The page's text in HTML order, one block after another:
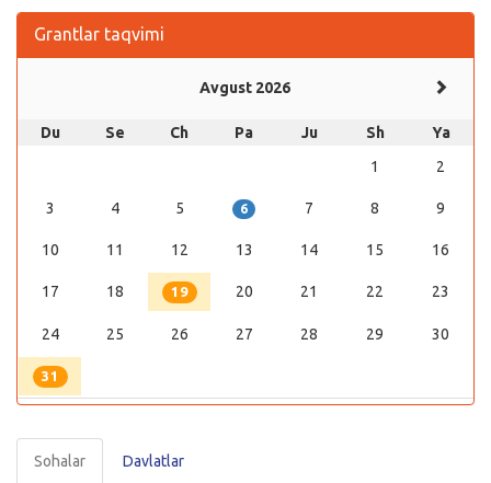
Grantlar taqvimi
Avgust 2026
Du Se Ch Pa Ju Sh
Ya
1
2
3 4 5 6 7 8 9
10 11 12 13 14 15 16
17 18 19 20 21 22 23
24 25 26 27 28 29 30
31
Sohalar Davlatlar